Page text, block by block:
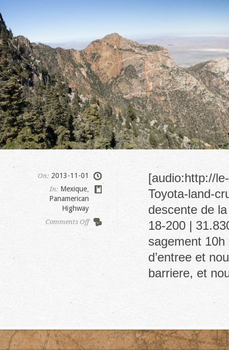
On: 2013-11-01
In: Mexique
Panamerican
Highway
Comments Offon
[audio:http://
Toyota-land-
descente de
18-200 |
sagement
d’entree et
barriere, et